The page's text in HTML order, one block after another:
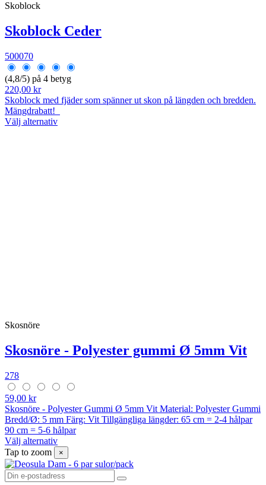
Skoblock
Skoblock Ceder
500070
(4,8/5) på 4 betyg
220,00 kr
Skoblock med fjäder som spänner ut skon på längden och bredden.
Mängdrabatt!
Välj alternativ
Skosnöre
Skosnöre - Polyester gummi Ø 5mm Vit
278
59,00 kr
Skosnöre - Polyester Gummi Ø 5mm Vit Material: Polyester Gummi
Bredd/Ø: 5 mm Färg: Vit Tillgängliga längder: 65 cm = 2-4 hålpar
90 cm = 5-6 hålpar
Välj alternativ
Tap to zoom
×